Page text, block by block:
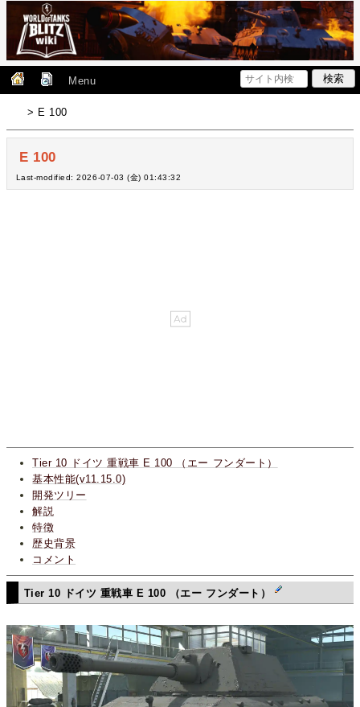
Menu
> E 100
E 100
Last-modified: 2026-07-03 (金) 01:43:32
Tier 10 ドイツ 重戦車 E 100 （エー フンダート）
基本性能(v11.15.0)
開発ツリー
解説
特徴
歴史背景
コメント
Tier 10 ドイツ 重戦車 E 100 （エー フンダート）